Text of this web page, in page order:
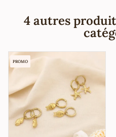
et est anti-allergique
et européennes).
4 autres
PROMO